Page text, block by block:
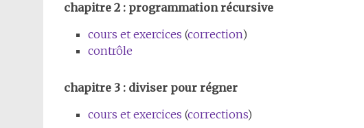
chapitre 2 : programmation récursive
cours et exercices (correction)
contrôle
chapitre 3 : diviser pour régner
cours et exercices (corrections)